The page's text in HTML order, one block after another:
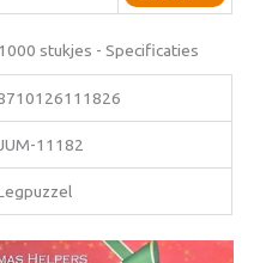
1000 stukjes - Specificaties
11182